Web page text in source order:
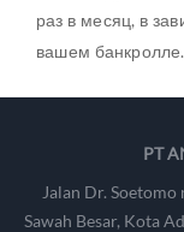
раз в месяц, в
вашем банкролле.
PT
Jalan Dr.
Sawah Besar, Kota